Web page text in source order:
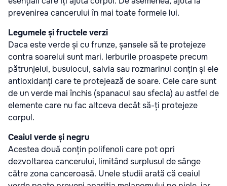
prevenirea cancerului în mai toate formele lui.
Legumele și fructele verzi
Daca este verde și cu frunze, șansele să te protejeze
contra soarelui sunt mari. Ierburile proaspete precum
pătrunjelul, busuiocul, salvia sau rozmarinul conțin și ele
antioxidanți care te protejează de soare. Cele care sunt
de un verde mai închis (spanacul sau sfecla) au astfel de
elemente care nu fac altceva decât să-ți protejeze
corpul.
Ceaiul verde și negru
Acestea două conțin polifenoli care pot opri
dezvoltarea cancerului, limitând surplusul de sânge
către zona canceroasă. Unele studii arată că ceaiul